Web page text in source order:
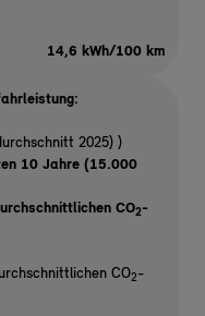
14,6 kWh/100 km
2025) )
10 Jahre (15.000
CO2-
CO2-